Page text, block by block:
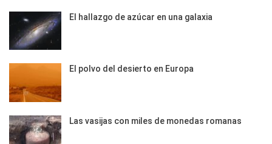
El hallazgo de azúcar en una galaxia
El polvo del desierto en Europa
Las vasijas con miles de monedas romanas